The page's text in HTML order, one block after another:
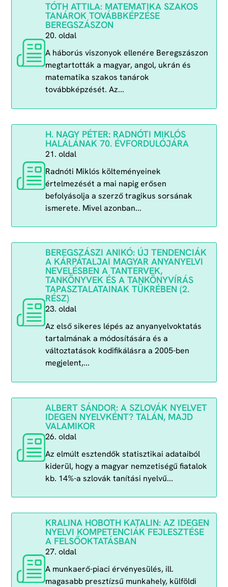
TÓTH ATTILA: MATEMATIKA SZAKOS
TANÁROK TOVÁBBKÉPZÉSE
BEREGSZÁSZON
20. oldal
A háborús viszonyok ellenére Beregszászon
megtartották a magyar, angol, ukrán és
matematika szakos tanárok
továbbképzését. Az...
H. NAGY PÉTER: RADNÓTI MIKLÓS
HALÁLÁNAK 70. ÉVFORDULÓJÁRA
21. oldal
Radnóti Miklós költeményeinek
értelmezését a mai napig erősen
befolyásolja a szerző tragikus sorsának
ismerete. Mivel azonban...
BEREGSZÁSZI ANIKÓ: ÚJ TENDENCIÁK
A KÁRPÁTALJAI MAGYAR ANYANYELVI
NEVELÉSBEN A TANTERVEK,
TANKÖNYVEK ÉS A TANKÖNYVÍRÁS
TAPASZTALATAINAK TÜKRÉBEN (2.
RÉSZ)
23. oldal
Az első sikeres lépés az anyanyelvoktatás
tartalmának a módosítására és a
változtatások kodifikálásra a 2005-ben
megjelent,...
ALBERT SÁNDOR: A SZLOVÁK NYELVET
IDEGEN NYELVKÉNT? TALÁN, MAJD
VALAMIKOR
26. oldal
Az elmúlt esztendők statisztikai adataiból
kiderül, hogy a magyar nemzetiségű fiatalok
kb. 14%-a szlovák tanítási nyelvű...
KRALINA HOBOTH KATALIN: AZ IDEGEN
NYELVI KOMPETENCIÁK FEJLESZTÉSE
A FELSŐOKTATÁSBAN
27. oldal
A munkaerő-piaci érvényesülés, ill.
magasabb presztízsű munkahely, külföldi